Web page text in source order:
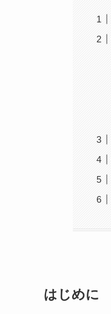
はじめに